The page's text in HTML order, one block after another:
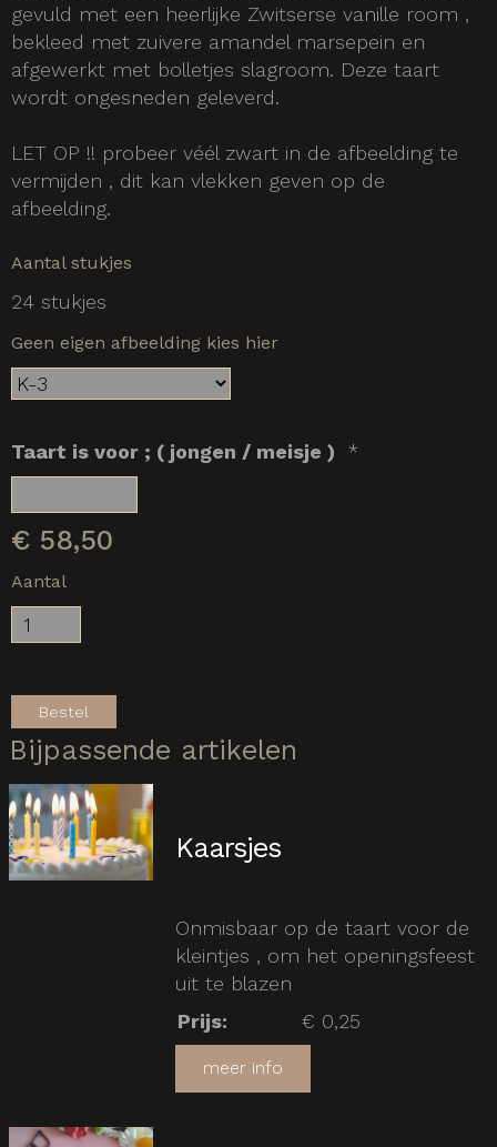
gevuld met een heerlijke Zwitserse vanille room ,
bekleed met zuivere amandel marsepein en
afgewerkt met bolletjes slagroom. Deze taart
wordt ongesneden geleverd.
LET OP !! probeer véél zwart in de afbeelding te
vermijden , dit kan vlekken geven op de
afbeelding.
Aantal stukjes
24 stukjes
Geen eigen afbeelding kies hier
Taart is voor ; ( jongen / meisje ) *
€ 58,50
Aantal
Bestel
Bijpassende artikelen
Kaarsjes
Onmisbaar op de taart voor de
kleintjes , om het openingsfeest
uit te blazen
Prijs: € 0,25
meer info